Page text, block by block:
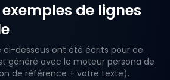
de lignes
ci-dessous ont été écrits pour ce
généré avec le moteur persona de
de référence + votre texte).